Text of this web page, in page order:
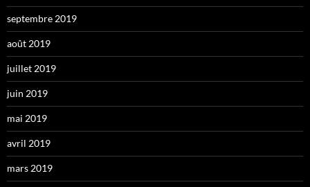
septembre 2019
août 2019
juillet 2019
juin 2019
mai 2019
avril 2019
mars 2019